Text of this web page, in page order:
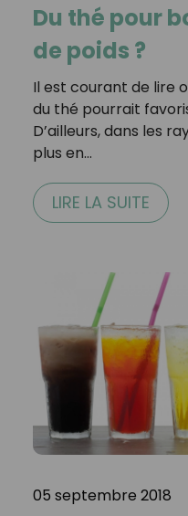
Du thé pour
de poids ?
Il est courant de lire
du thé pourrait
D’ailleurs, dans les
plus en…
LIRE LA SUITE
05 septembre 2018